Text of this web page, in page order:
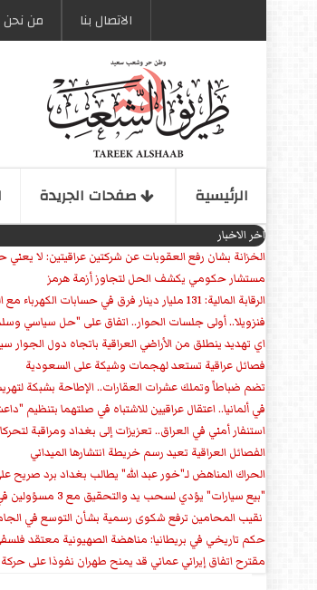
الاتصال بنا من نحن
الرئیسیة صفحات الجریدة
اخر الاخبار
الخزانة بشان رفع العقوبات عن شركتين عراقيتين: لا يعني
مستشار حكومي يكشف الحل لتجاوز أزمة هرمز
الرقابة المالية: 131 مليار دينار فرق في حسابات الكهرباء مع الجانب الإيراني
فنزويلا.. أولى جلسات الحوار.. اتفاق على "حل سياسي
اي تهديد ينطلق من الأراضي العراقية باتجاه دول الجوار
فصائل عراقية تستعد لهجمات وشيكة على السعودية
تضم ضباطاً وتملك عشرات العقارات.. الإطاحة بشبكة
في ألمانيا.. اعتقال عراقيين للاشتباه في صلتهما بتنظيم
استنفار أمني في العراق.. تعزيزات إلى بغداد ومراقبة
الفصائل العراقية تعيد رسم خريطة انتشارها الميداني
الحراك المناهض لـ"خور عبد الله" يطالب بغداد برد صريح
"بيع سيارات" يؤدي لسحب يد والتحقيق مع 3 مسؤولين في صحة الديوانية
نقيب المحامين ترفع شكوى رسمية بشأن التوسع في
حكم تاريخي في بريطانيا: مناهضة الصهيونية معتقد
مقترح اتفاق إيراني عماني قد يمنح طهران نفوذا على